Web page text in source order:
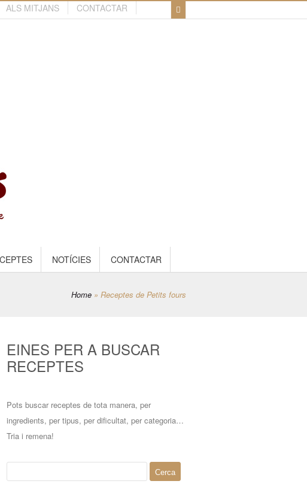
ALS MITJANS CONTACTAR
NOTÍCIES CONTACTAR
Home » Receptes de Petits fours
EINES PER A BUSCAR
RECEPTES
Pots buscar receptes de tota manera, per
ingredients, per tipus, per dificultat, per categoria…
Tria i remena!